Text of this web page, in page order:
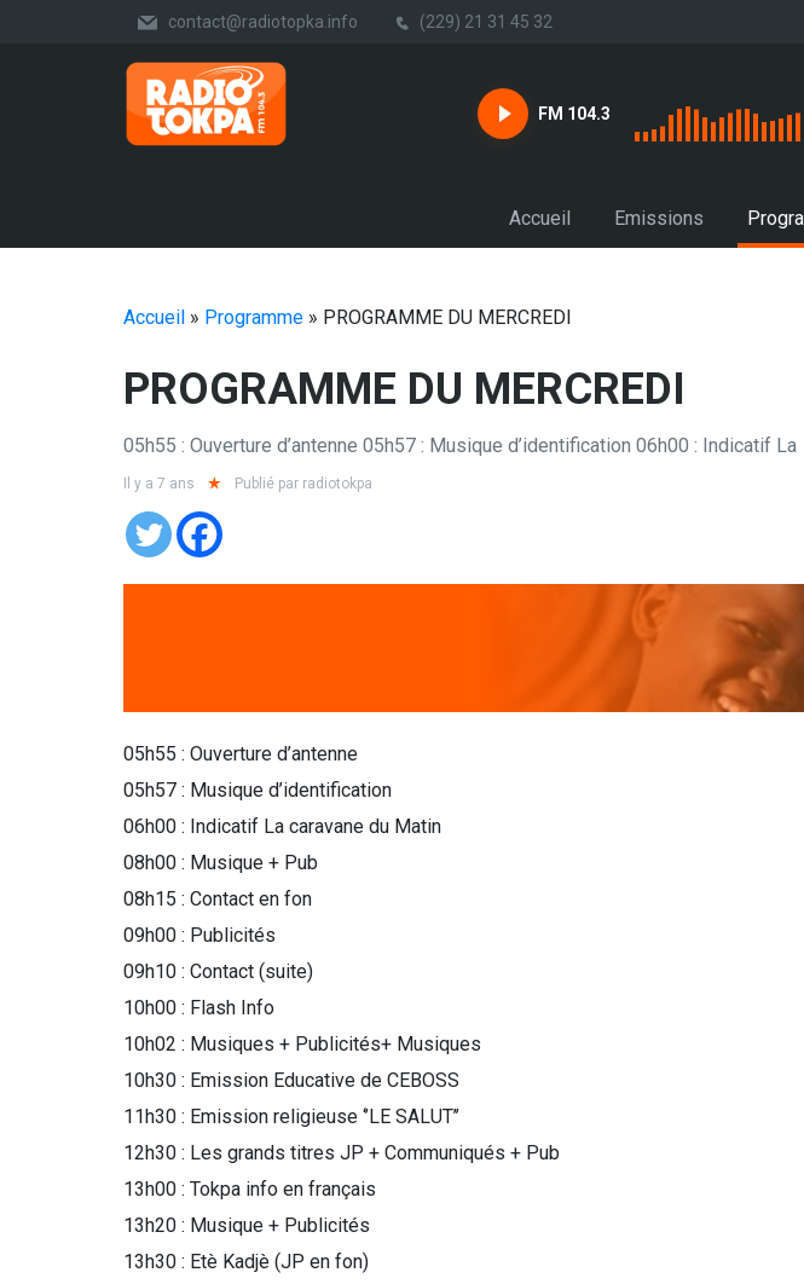
contact@radiotopka.info (229) 21 31 45 32
FM 104.3
Accueil
Emissions
Accueil » Programme » PROGRAMME DU MERCREDI
PROGRAMME DU MERCREDI
05h55 : Ouverture d’antenne 05h57 : Musique d’identification 06h00 : Indicatif La
Il y a 7 ans Publié par radiotokpa
05h55 : Ouverture d’antenne
05h57 : Musique d’identification
06h00 : Indicatif La caravane du Matin
08h00 : Musique + Pub
08h15 : Contact en fon
09h00 : Publicités
09h10 : Contact (suite)
10h00 : Flash Info
10h02 : Musiques + Publicités+ Musiques
10h30 : Emission Educative de CEBOSS
11h30 : Emission religieuse ‘’LE SALUT’’
12h30 : Les grands titres JP + Communiqués + Pub
13h00 : Tokpa info en français
13h20 : Musique + Publicités
13h30 : Etè Kadjè (JP en fon)